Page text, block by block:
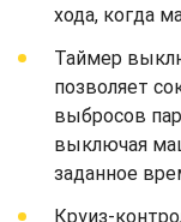
хода, когда
Таймер
позволяет
выбросов
выключая
заданное
Круиз-